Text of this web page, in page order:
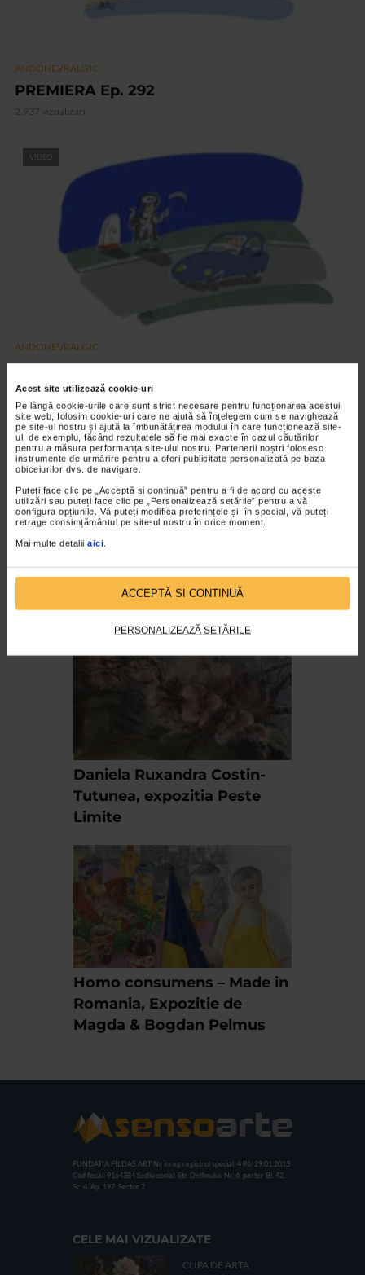
Acest site utilizează cookie-uri
Pe lângă cookie-urile care sunt strict necesare pentru funcționarea acestui
site web, folosim cookie-uri care ne ajută să înțelegem cum se navighează
pe site-ul nostru și ajută la îmbunătățirea modului în care funcționează site-
ul, de exemplu, făcând rezultatele să fie mai exacte în cazul căutărilor,
pentru a măsura performanța site-ului nostru. Partenerii noștri folosesc
instrumente de urmărire pentru a oferi publicitate personalizată pe baza
obiceiurilor dvs. de navigare.
Puteți face clic pe „Acceptă si continuă” pentru a fi de acord cu aceste
utilizări sau puteți face clic pe „Personalizează setările” pentru a vă
configura opțiunile. Vă puteți modifica preferințele și, în special, vă puteți
retrage consimțământul pe site-ul nostru în orice moment.
Mai multe detalii aici
ACCEPTĂ SI CONTINUĂ
PERSONALIZEAZĂ SETĂRILE
ANDONEVRALGIC
PREMIERA Ep. 292
2.937 vizualizari
VIDEO
ANDONEVRALGIC
AUTOSTOP Ep. 291
2.881 vizualizari
RECOMANDĂRI
Orizontul Bernea la Palatul
Mogosoaia
Daniela Ruxandra Costin-
Tutunea, expozitia Peste
Limite
Homo consumens – Made in
Romania, Expozitie de
Magda & Bogdan Pelmus
FUNDATIA FILDAS ART Nr inreg registrul special: 4 PJ/ 29.01.2013
Cod fiscal: 9164384 Sediu social: Str. Delfinului, Nr. 6, parter Bl. 42,
Sc. 4, Ap. 197, Sector 2
CELE MAI VIZUALIZATE
CLIPA DE ARTA